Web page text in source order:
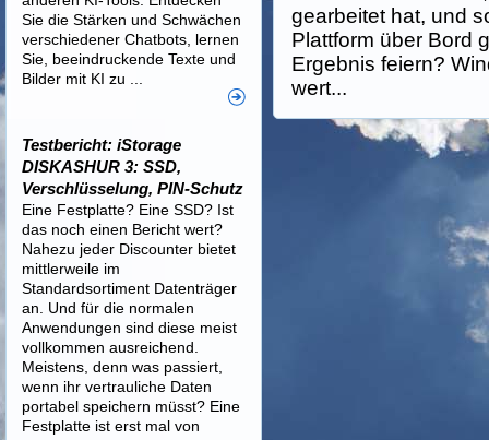
gearbeitet hat, und
Plattform über Bord
Ergebnis feiern?
wert...
Sie die Stärken und Schwächen
verschiedener Chatbots, lernen
Sie, beeindruckende Texte und
Bilder mit KI zu ...
Testbericht: iStorage
DISKASHUR 3: SSD,
Verschlüsselung, PIN-Schutz
Eine Festplatte? Eine SSD? Ist
das noch einen Bericht wert?
Nahezu jeder Discounter bietet
mittlerweile im
Standardsortiment Datenträger
an. Und für die normalen
Anwendungen sind diese meist
vollkommen ausreichend.
Meistens, denn was passiert,
wenn ihr vertrauliche Daten
portabel speichern müsst? Eine
Festplatte ist erst mal von